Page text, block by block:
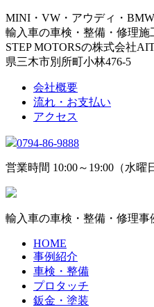
MINI・VW・アウディ・
輸入車の車検・整備・修理施
STEP MOTORSの株式会社
県三木市別所町小林476-5
会社概要
流れ・お支払い
アクセス
0794-86-9888
営業時間 10:00～19:00（水曜
輸入車の車検・整備・修理事
HOME
事例紹介
車検・整備
プロタッチ
鈑金・塗装